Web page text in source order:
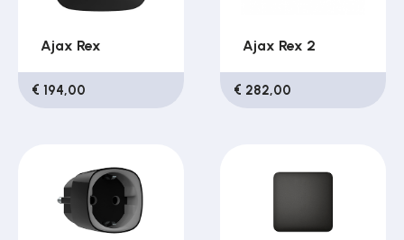
Ajax Rex
€ 194,00
Ajax Rex 2
€ 282,00